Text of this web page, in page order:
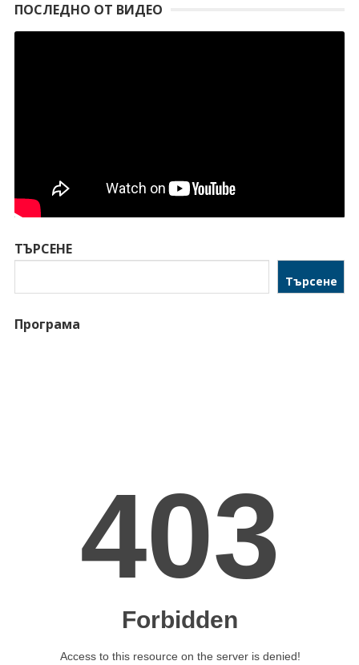
ПОСЛЕДНО ОТ ВИДЕО
ТЪРСЕНЕ
Търсене
Програма